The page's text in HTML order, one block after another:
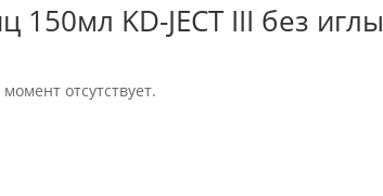
KD-JECT III без иглы
отсутствует.